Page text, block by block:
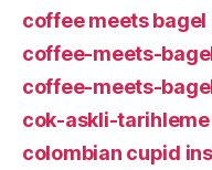
coffee meets
coffee-meets-
coffee-meets-
cok-askli-
colombian cupid